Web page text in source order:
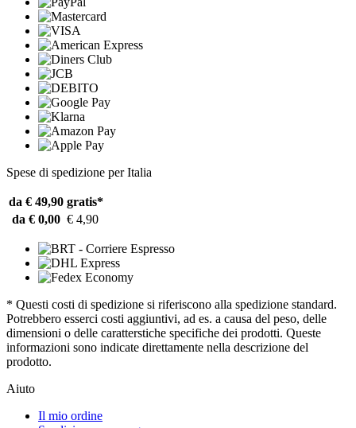
Spese di spedizione per Italia
da € 49,90 gratis*
da € 0,00 € 4,90
* Questi costi di spedizione si riferiscono alla spedizione standard.
Potrebbero esserci costi aggiuntivi, ad es. a causa del peso, delle
dimensioni o delle caratterstiche specifiche dei prodotti. Queste
informazioni sono indicate direttamente nella descrizione del
prodotto.
Aiuto
Il mio ordine